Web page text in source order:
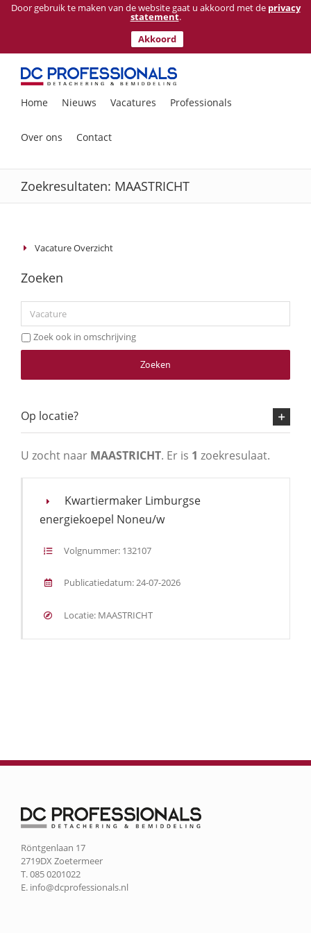
Door gebruik te maken van de website gaat u akkoord met de privacy
statement.
Akkoord
Ga
inhoud
naar:
Home Nieuws Vacatures Professionals
Over ons Contact
Zoekresultaten: MAASTRICHT
Vacature Overzicht
Zoeken
Zoek ook in omschrijving
Zoeken
Op locatie?
U zocht naar MAASTRICHT. Er is 1 zoekresulaat.
Kwartiermaker Limburgse
energiekoepel Noneu/w
Volgnummer: 132107
Publicatiedatum: 24-07-2026
Locatie: MAASTRICHT
Röntgenlaan 17
2719DX Zoetermeer
T. 085 0201022
E. info@dcprofessionals.nl